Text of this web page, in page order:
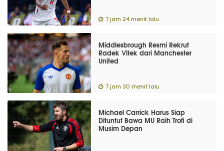
7 jam 24 menit lalu
Middlesbrough Resmi Rekrut
Radek Vitek dari Manchester
United
7 jam 30 menit lalu
Michael Carrick Harus Siap
Dituntut Bawa MU Raih Trofi di
Musim Depan